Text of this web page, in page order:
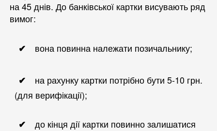
на 45 днів. До банківської картки висувають ряд
вимог:
вона повинна належати позичальнику;
на рахунку картки потрібно бути 5-10 грн.
(для верифікації);
до кінця дії картки повинно залишатися